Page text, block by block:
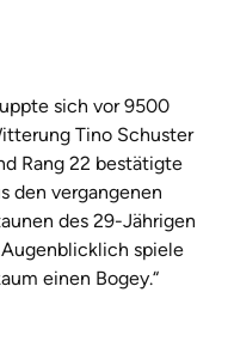
sich vor 9500
Tino Schuster
Rang 22 bestätigte
den vergangenen
des 29-Jährigen
spiele
einen Bogey.“